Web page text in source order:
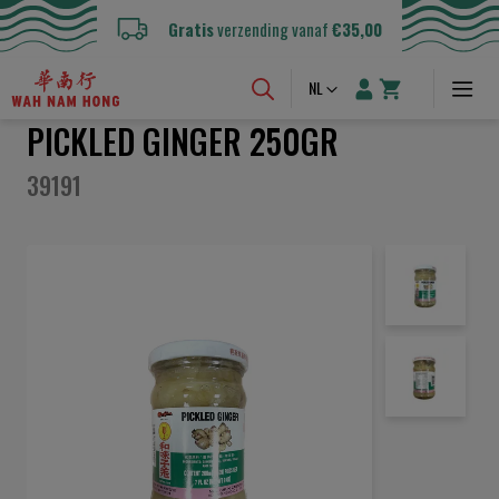
Gratisverzending vanaf€35,00
Taal
NL
PICKLED GINGER 250GR
39191